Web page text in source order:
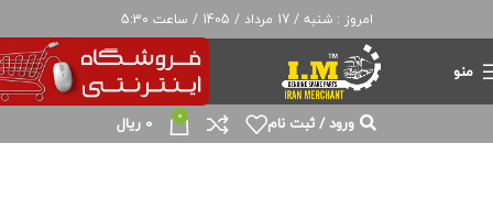
امروز : شنبه / 17 مرداد / 1405 / ساعت 5:30
منو
ورود / ثبت نام 0
0 ریال